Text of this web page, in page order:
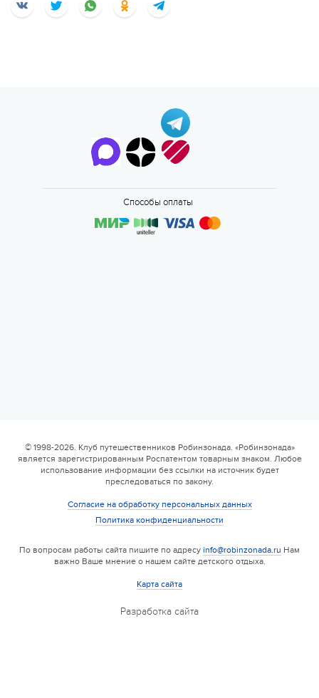
Способы оплаты
© 1998-2026. Клуб путешественников Робинзонада. «Робинзонада»
является зарегистрированным Роспатентом товарным знаком. Любое
использование информации без ссылки на источник будет
преследоваться по закону.
Согласие на обработку персональных данных
Политика конфиденциальности
По вопросам работы сайта пишите по адресу info@robinzonada.ru Нам
важно Ваше мнение о нашем сайте детского отдыха.
Карта сайта
Разработка сайта